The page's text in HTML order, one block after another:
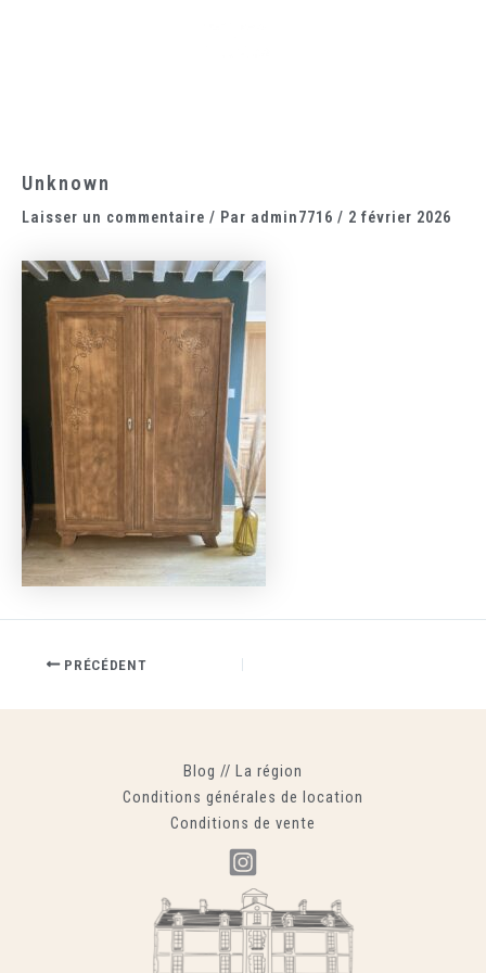
Unknown
Laisser un commentaire / Par admin7716 / 2 février 2026
PRÉCÉDENT
Blog // La région
Conditions générales de location
Conditions de vente